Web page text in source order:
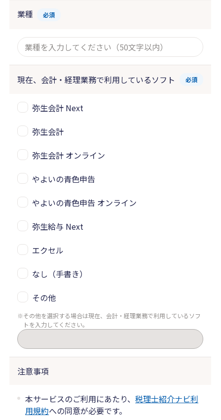
業種 必須
現在、会計・経理業務で利用しているソフト 必須
弥生会計 Next
弥生会計
弥生会計 オンライン
やよいの青色申告
やよいの青色申告 オンライン
弥生給与 Next
エクセル
なし（手書き）
その他
その他を選択する場合は現在、会計・経理業務で利用しているソフ
トを入力してください。
注意事項
本サービスのご利用にあたり、税理士紹介ナビ利
用規約への同意が必要です。